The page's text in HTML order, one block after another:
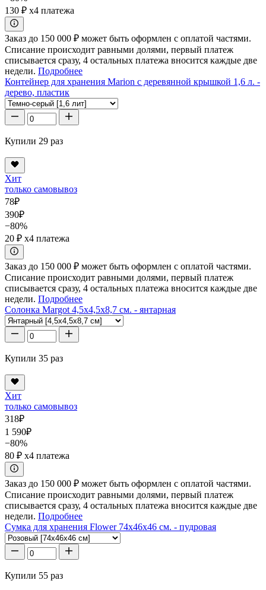
130 ₽ x4 платежа
Заказ до 150 000 ₽ может быть оформлен с оплатой частями.
Списание происходит равными долями, первый платеж
списывается сразу, 4 остальных платежа вносится каждые две
недели. Подробнее
Контейнер для хранения Marion с деревянной крышкой 1,6 л. -
дерево, пластик
Купили 29 раз
Хит
только самовывоз
78₽
390₽
−80%
20 ₽ x4 платежа
Заказ до 150 000 ₽ может быть оформлен с оплатой частями.
Списание происходит равными долями, первый платеж
списывается сразу, 4 остальных платежа вносится каждые две
недели. Подробнее
Солонка Margot 4,5x4,5x8,7 см. - янтарная
Купили 35 раз
Хит
только самовывоз
318₽
1 590₽
−80%
80 ₽ x4 платежа
Заказ до 150 000 ₽ может быть оформлен с оплатой частями.
Списание происходит равными долями, первый платеж
списывается сразу, 4 остальных платежа вносится каждые две
недели. Подробнее
Сумка для хранения Flower 74x46x46 см. - пудровая
Купили 55 раз